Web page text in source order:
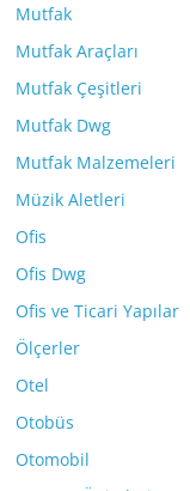
Mutfak
Mutfak Araçları
Mutfak Çeşitleri
Mutfak Dwg
Mutfak Malzemeleri
Müzik Aletleri
Ofis
Ofis Dwg
Ofis ve Ticari Yapılar
Ölçerler
Otel
Otobüs
Otomobil